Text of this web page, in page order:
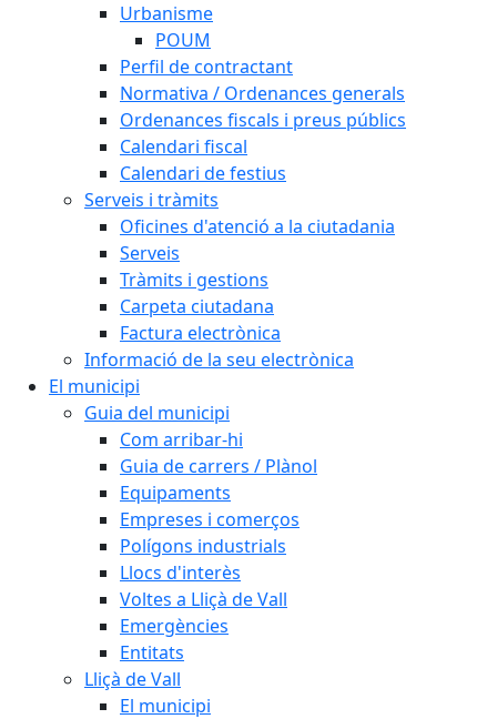
Urbanisme
POUM
Perfil de contractant
Normativa / Ordenances generals
Ordenances fiscals i preus públics
Calendari fiscal
Calendari de festius
Serveis i tràmits
Oficines d'atenció a la ciutadania
Serveis
Tràmits i gestions
Carpeta ciutadana
Factura electrònica
Informació de la seu electrònica
El municipi
Guia del municipi
Com arribar-hi
Guia de carrers / Plànol
Equipaments
Empreses i comerços
Polígons industrials
Llocs d'interès
Voltes a Lliçà de Vall
Emergències
Entitats
Lliçà de Vall
El municipi